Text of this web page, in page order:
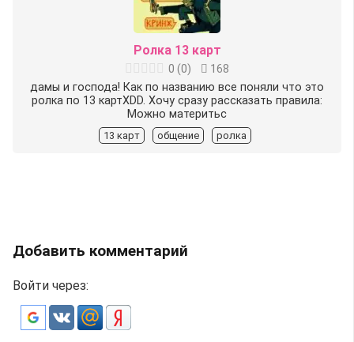
Ролка 13 карт
0 (0)
168
дамы и господа! Как по названию все поняли что это
ролка по 13 картXDD. Хочу сразу рассказать правила:
Можно материтьс
13 карт общение ролка
Добавить комментарий
Войти через: